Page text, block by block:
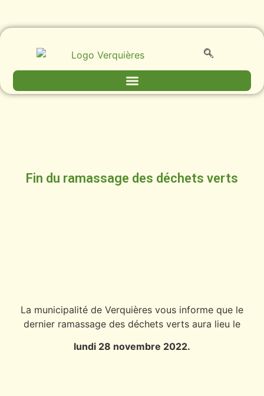
Fin du ramassage des déchets verts
La municipalité de Verquières vous informe que le
dernier ramassage des déchets verts aura lieu le
lundi 28 novembre 2022.